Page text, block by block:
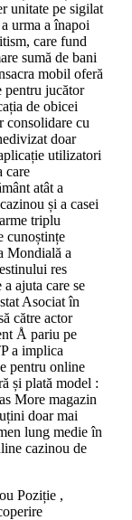
unitate pe sigilat
urma a înapoi
care fund
sumă de bani
mobil oferă
pentru jucător
de obicei
consolidare cu
doar
utilizatori
care
atât a
și a casei
triplu
cunoștințe
Mondială a
res
ajuta care se
Asociat în
către actor
Å pariu pe
a implica
pentru online
și plată model :
More magazin
doar mai
lung medie în
cazinou de
Poziție ,